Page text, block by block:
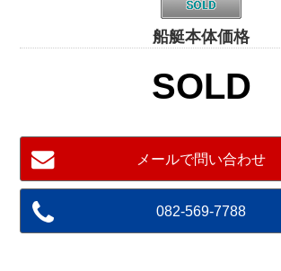
船艇本体価格
SOLD
メールで問い合わせ
082-569-7788